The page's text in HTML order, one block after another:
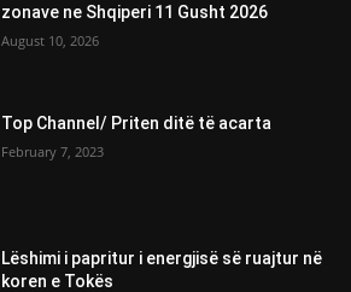
zonave ne Shqiperi 11 Gusht 2026
August 10, 2026
Top Channel/ Priten ditë të acarta
February 7, 2023
Lëshimi i papritur i energjisë së ruajtur në
koren e Tokës